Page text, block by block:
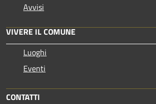
Avvisi
VIVERE IL COMUNE
Luoghi
Eventi
CONTATTI